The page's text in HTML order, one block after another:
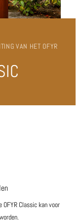
VAN HET OFYR
Classic kan voor